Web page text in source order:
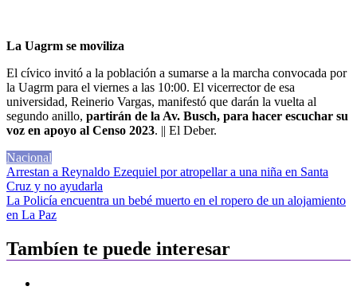
La Uagrm se moviliza
El cívico invitó a la población a sumarse a la marcha convocada por
la Uagrm para el viernes a las 10:00. El vicerrector de esa
universidad, Reinerio Vargas, manifestó que darán la vuelta al
segundo anillo, partirán de la Av. Busch, para hacer escuchar su
voz en apoyo al Censo 2023. || El Deber.
Nacional
Navegación
de
entradas
Arrestan a Reynaldo Ezequiel por atropellar a una niña en Santa
Cruz y no ayudarla
La Policía encuentra un bebé muerto en el ropero de un alojamiento
en La Paz
Tambíen te puede interesar